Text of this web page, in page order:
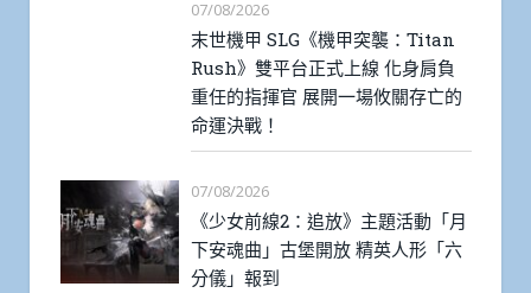
07/08/2026
末世機甲 SLG《機甲突襲：Titan
Rush》雙平台正式上線 化身肩負
重任的指揮官 展開一場攸關存亡的
命運決戰！
07/08/2026
《少女前線2：追放》主題活動「月
下安魂曲」古堡開放 精英人形「六
分儀」報到